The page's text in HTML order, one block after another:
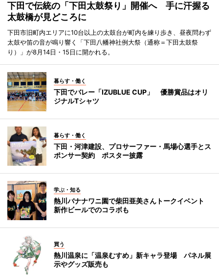
下田で伝統の「下田太鼓祭り」開催へ 手に汗握る
太鼓橋が見どころに
下田市旧町内エリアに10台以上の太鼓台が町内を練り歩き、昼夜問わず
太鼓や笛の音が鳴り響く「下田八幡神社例大祭（通称＝下田太鼓祭
り）」が8月14日・15日に開かれる。
暮らす・働く
下田でバレー「IZUBLUE CUP」 優勝賞品はオリ
ジナルTシャツ
暮らす・働く
下田・河津建設、プロサーファー・馬場心選手とス
ポンサー契約 ポスター披露
学ぶ・知る
熱川バナナワニ園で柴田亜美さんトークイベント
新作ビールでのコラボも
買う
熱川温泉に「温泉むすめ」新キャラ登場 パネル展
示やグッズ販売も